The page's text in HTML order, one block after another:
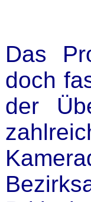
Das
doch
der